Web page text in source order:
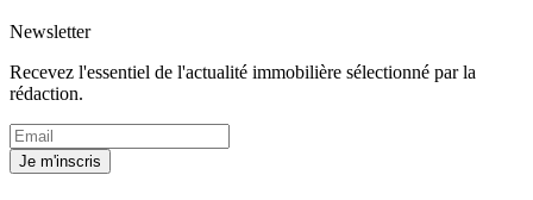
Newsletter
Recevez l'essentiel de l'actualité immobilière sélectionné par la
rédaction.
Je m'inscris